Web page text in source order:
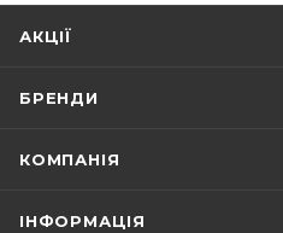
АКЦІЇ
БРЕНДИ
КОМПАНІЯ
ІНФОРМАЦІЯ